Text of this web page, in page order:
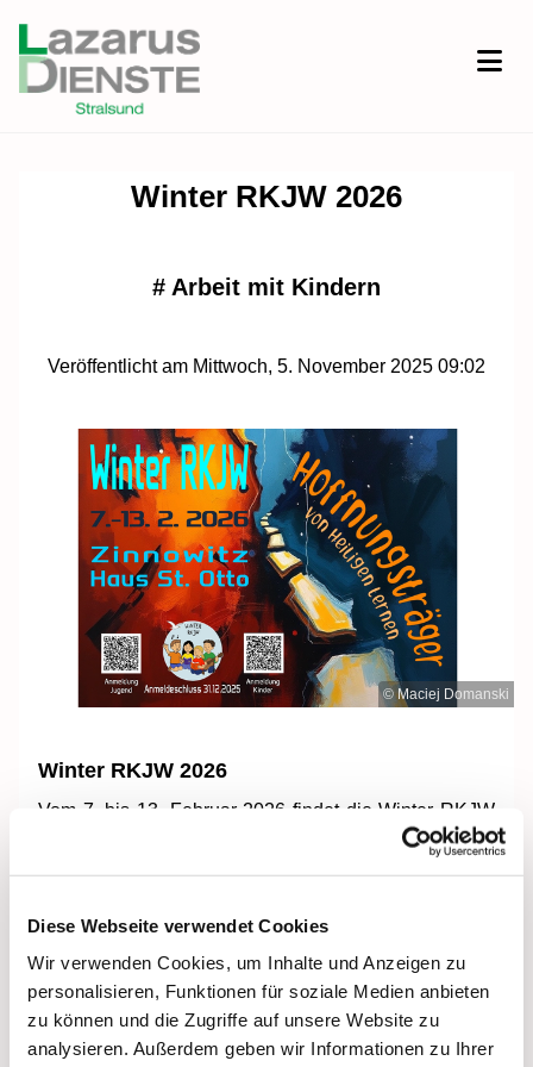
Diese Webseite verwendet Cookies
Wir verwenden Cookies, um Inhalte und Anzeigen zu
personalisieren, Funktionen für soziale Medien anbieten
zu können und die Zugriffe auf unsere Website zu
analysieren. Außerdem geben wir Informationen zu Ihrer
Winter RKJW 2026
# Arbeit mit Kindern
Veröffentlicht am Mittwoch, 5. November 2025 09:02
© Maciej Domanski
Winter RKJW 2026
Vom 7. bis 13. Februar 2026 findet die Winter RKJW
(Religiöse Kinder- und Jugendwoche) im Haus St Otto
zur 7. Klasse und Jugendliche ab der 8. Klasse. Die
Woche steht unter dem Motto:
HOFFNUNGSTRÄGER - von Heiligen Lernen.
Gemeinsam wollen wir uns das Leben einzelner
Heiliger genauer anschauen und herausfinden, was